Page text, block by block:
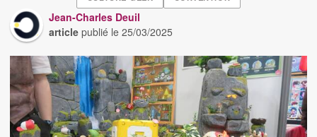
Jean-Charles Deuil
article publié le25/03/2025